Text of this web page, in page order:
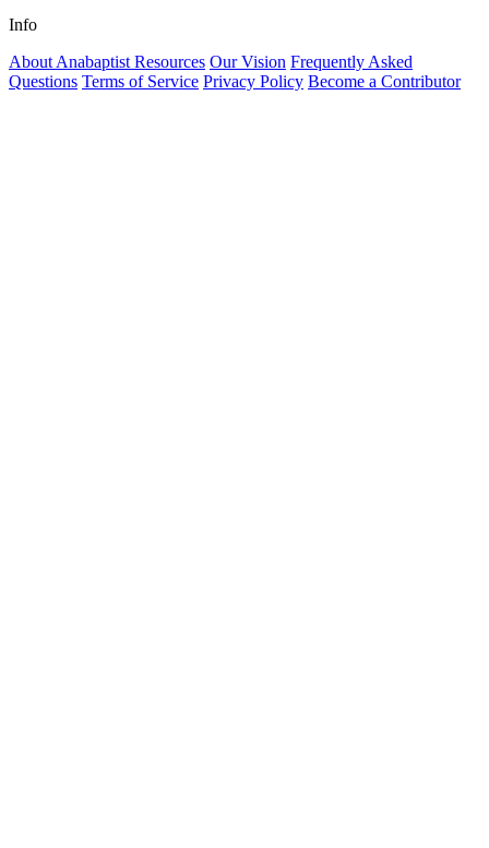
Info
About Anabaptist Resources Our Vision Frequently Asked
Questions Terms of Service Privacy Policy Become a Contributor